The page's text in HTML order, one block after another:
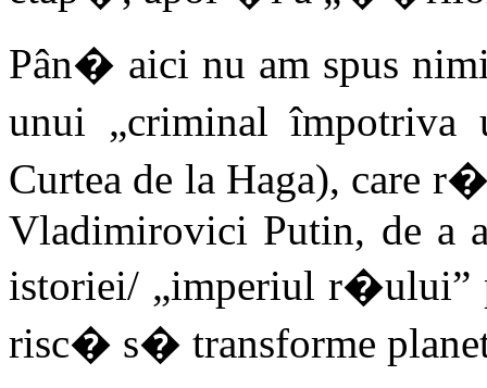
Pân� aici nu am spus
unui „criminal
Curtea de la Haga), care
Vladimirovici Putin, de a
istoriei/ „imperiul r�ului”
risc� s� transforme